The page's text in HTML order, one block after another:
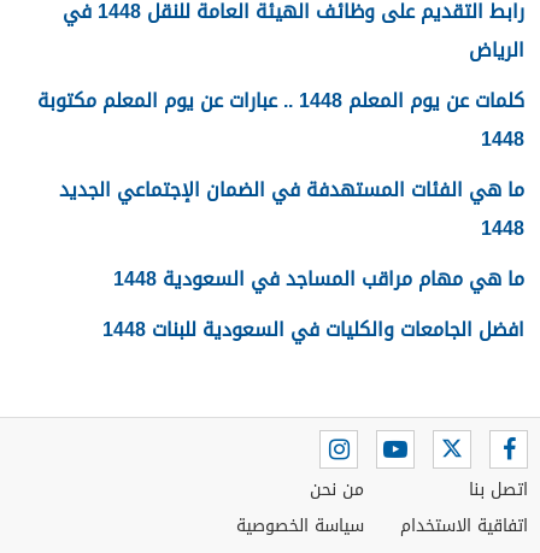
رابط التقديم على وظائف الهيئة العامة للنقل 1448 في
الرياض
كلمات عن يوم المعلم 1448 .. عبارات عن يوم المعلم مكتوبة
1448
ما هي الفئات المستهدفة في الضمان الإجتماعي الجديد
1448
ما هي مهام مراقب المساجد في السعودية 1448
افضل الجامعات والكليات في السعودية للبنات 1448
اتصل بنا
اتفاقية الاستخدام
من نحن
سياسة الخصوصية